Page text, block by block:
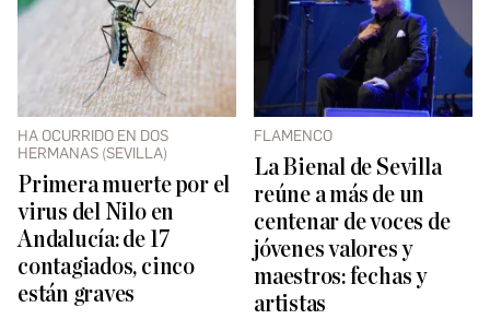
HA OCURRIDO EN DOS
HERMANAS (SEVILLA)
Primera muerte por el
virus del Nilo en
Andalucía: de 17
contagiados, cinco
están graves
FLAMENCO
La Bienal de Sevilla
reúne a más de un
centenar de voces de
jóvenes valores y
maestros: fechas y
artistas